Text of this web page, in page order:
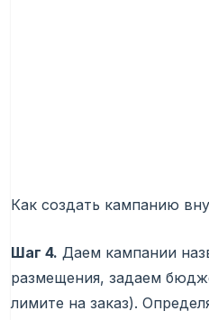
Как создать кампанию
Шаг 4. Даем кампании
размещения, задаем
лимите на заказ).